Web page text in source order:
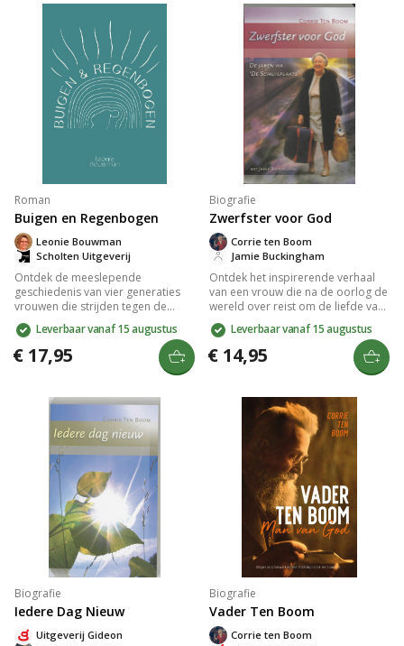
Roman
Buigen en Regenbogen
Scholten Uitgeverij
Leonie Bouwman
Ontdek de meeslepende
geschiedenis van vier generaties
vrouwen die strijden tegen de
onzichtbare destructie in hun
gezinnen. De impact van de
Tweede Wereldoorlog en de
kracht van liefde en trouw vormen
een emotioneel erfgoed. Laat je
regenboog van troost.
Leverbaar vanaf 15 augustus
€ 17,95
Biografie
Zwerfster voor God
Jamie Buckingham
Corrie ten Boom
Ontdek het inspirerende verhaal
van een vrouw die na de oorlog de
wereld over reist om de liefde van
God en de opstandingskracht van
Jezus Christus te delen. Na de
Holocaust biedt ze troost en hoop
aan duizenden, zelfs aan haar
voormalige kampbewaker. Een
vergeving en geloof.
Leverbaar vanaf 15 augustus
€ 14,95
Biografie
Iedere Dag Nieuw
Uitgeverij Gideon
Biografie
Vader Ten Boom
Corrie ten Boom